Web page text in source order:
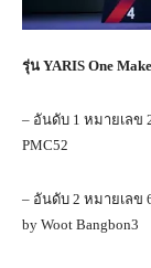
รุ่น YARIS One
– อันดับ 1 หมายเลข
PMC52
– อันดับ 2 หมายเลข
by Woot Bangbon3